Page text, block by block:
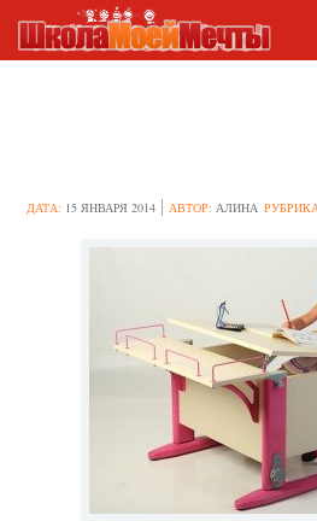
ДАТА: 15 ЯНВАРЯ 2014 АВТОР:АЛИНА